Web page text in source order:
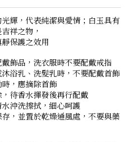
輝，代表純潔與愛情；白玉具有
祥之物，
保護之效用
飾品，洗衣服時不要配戴戒指
浴乳、洗髮乳時，不要配戴首飾
，應摘除首飾
待香水揮發後再行配戴
沖洗擦拭，細心呵護
，並置於乾燥通風處，不要與藥